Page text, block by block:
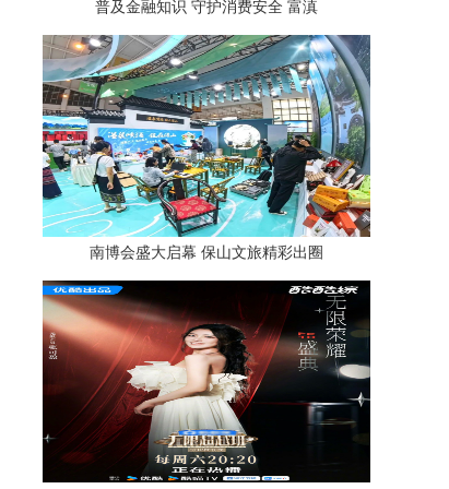
普及金融知识 守护消费安全 富滇
南博会盛大启幕 保山文旅精彩出圈